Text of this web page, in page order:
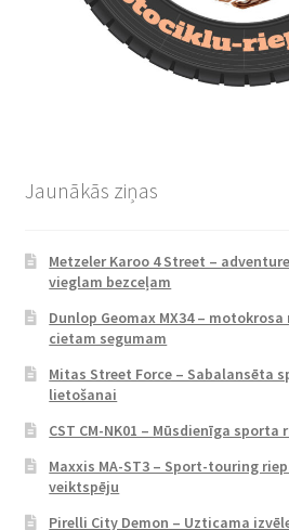
Jaunākās ziņas
Metzeler Karoo 4 Street –
vieglam bezceļam
Dunlop Geomax MX34 –
cietam segumam
Mitas Street Force – Sabalansēta
lietošanai
CST CM-NK01 – Mūsdienīga sporta
Maxxis MA-ST3 – Sport-touring
veiktspēju
Pirelli City Demon – Uzticama